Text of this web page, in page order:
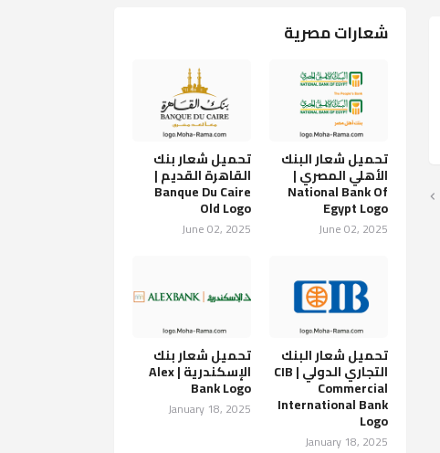
شعارات مصرية
تحميل شعار البنك
الأهلي المصري |
National Bank Of
Egypt Logo
June 02, 2025
تحميل شعار بنك
القاهرة القديم |
Banque Du Caire
Old Logo
June 02, 2025
تحميل شعار البنك
التجاري الدولي CIB |
Commercial
International Bank
Logo
January 18, 2025
تحميل شعار بنك
الإسكندرية | Alex
Bank Logo
January 18, 2025